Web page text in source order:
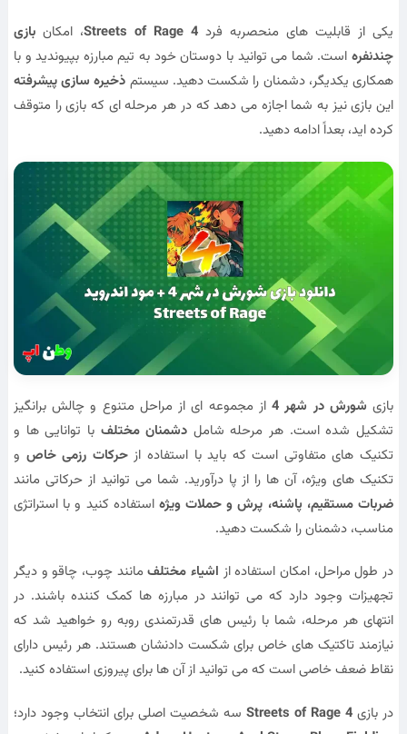
یکی از قابلیت های منحصربه فرد Streets of Rage 4، امکان بازی
چندنفره است. شما می توانید با دوستان خود به تیم مبارزه بپیوندید و با
همکاری یکدیگر، دشمنان را شکست دهید. سیستم ذخیره سازی پیشرفته
این بازی نیز به شما اجازه می دهد که در هر مرحله ای که بازی را متوقف
کرده اید، بعداً ادامه دهید.
بازی شورش در شهر 4
از مجموعه ای از مراحل متنوع و چالش برانگیز
تشکیل شده است. هر مرحله شامل دشمنان مختلف با توانایی ها و
تکنیک های متفاوتی است که باید با استفاده ازحرکات رزمی خاص و
تکنیک های ویژه، آن ها را از پا درآورید. شما می توانید از حرکاتی مانند
ضربات مستقیم، پاشنه، پرش و حملات ویژه استفاده کنید و با استراتژی
مناسب، دشمنان را شکست دهید.
در طول مراحل، امکان استفاده از اشیاء مختلفمانند چوب، چاقو و دیگر
تجهیزات وجود دارد که می توانند در مبارزه ها کمک کننده باشند. در
انتهای هر مرحله، شما با رئیس های قدرتمندی روبه رو خواهید شد که
نیازمند تاکتیک های خاص برای شکست دادنشان هستند. هر رئیس دارای
نقاط ضعف خاصی است که می توانید از آن ها برای پیروزی استفاده کنید.
در بازی Streets of Rage 4 سه شخصیت اصلی برای انتخاب وجود دارد؛